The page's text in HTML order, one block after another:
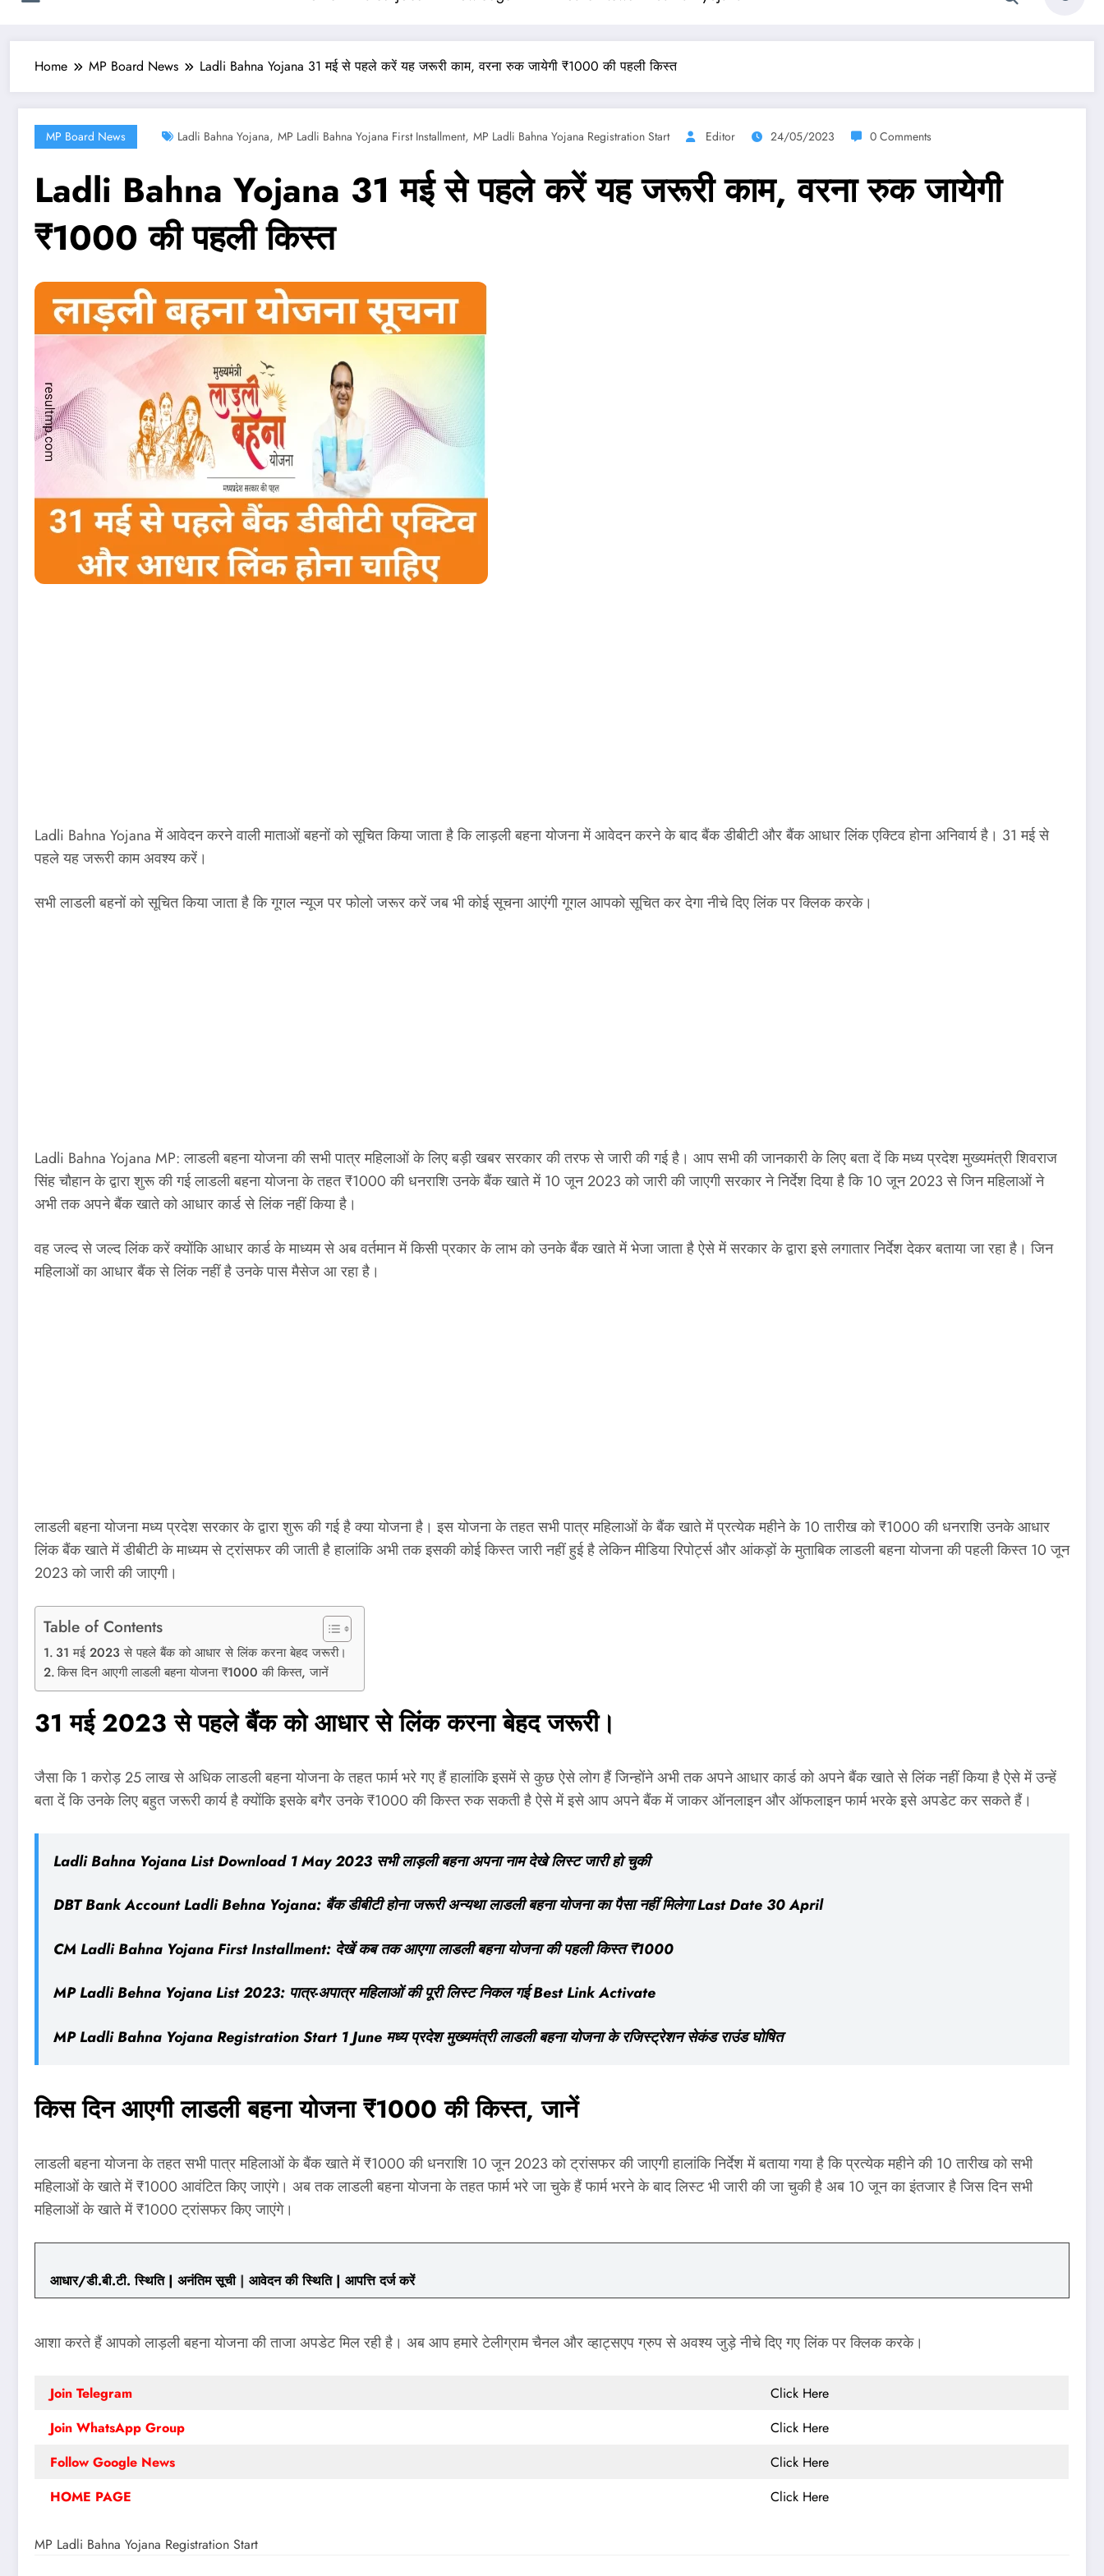
Home MP Board News Ladli Bahna Yojana 31 मई से पहले करें यह जरूरी काम, वरना रुक जायेगी ₹1000 की पहली किस्त
MP Board News Ladli Bahna Yojana, MP Ladli Bahna Yojana First Installment, MP Ladli Bahna Yojana Registration Start Editor 24/05/2023 0 Comments
Ladli Bahna Yojana 31 मई से पहले करें यह जरूरी काम, वरना रुक जायेगी
₹1000 की पहली किस्त
Ladli Bahna Yojana में आवेदन करने वाली माताओं बहनों को सूचित किया जाता है कि लाड़ली बहना योजना में आवेदन करने के बाद बैंक डीबीटी और बैंक आधार लिंक एक्टिव होना अनिवार्य है। 31 मई से
पहले यह जरूरी काम अवश्य करें।
सभी लाडली बहनों को सूचित किया जाता है कि गूगल न्यूज पर फोलो जरूर करें जब भी कोई सूचना आएंगी गूगल आपको सूचित कर देगा नीचे दिए लिंक पर क्लिक करके।
Ladli Bahna Yojana MP: लाडली बहना योजना की सभी पात्र महिलाओं के लिए बड़ी खबर सरकार की तरफ से जारी की गई है। आप सभी की जानकारी के लिए बता दें कि मध्य प्रदेश मुख्यमंत्री शिवराज
सिंह चौहान के द्वारा शुरू की गई लाडली बहना योजना के तहत ₹1000 की धनराशि उनके बैंक खाते में 10 जून 2023 को जारी की जाएगी सरकार ने निर्देश दिया है कि 10 जून 2023 से जिन महिलाओं ने
अभी तक अपने बैंक खाते को आधार कार्ड से लिंक नहीं किया है।
वह जल्द से जल्द लिंक करें क्योंकि आधार कार्ड के माध्यम से अब वर्तमान में किसी प्रकार के लाभ को उनके बैंक खाते में भेजा जाता है ऐसे में सरकार के द्वारा इसे लगातार निर्देश देकर बताया जा रहा है। जिन
महिलाओं का आधार बैंक से लिंक नहीं है उनके पास मैसेज आ रहा है।
लाडली बहना योजना मध्य प्रदेश सरकार के द्वारा शुरू की गई है क्या योजना है। इस योजना के तहत सभी पात्र महिलाओं के बैंक खाते में प्रत्येक महीने के 10 तारीख को ₹1000 की धनराशि उनके आधार
लिंक बैंक खाते में डीबीटी के माध्यम से ट्रांसफर की जाती है हालांकि अभी तक इसकी कोई किस्त जारी नहीं हुई है लेकिन मीडिया रिपोर्ट्स और आंकड़ों के मुताबिक लाडली बहना योजना की पहली किस्त 10 जून
2023 को जारी की जाएगी।
Table of Contents
31 मई 2023 से पहले बैंक को आधार से लिंक करना बेहद जरूरी।
किस दिन आएगी लाडली बहना योजना ₹1000 की किस्त, जानें
31 मई 2023 से पहले बैंक को आधार से लिंक करना बेहद जरूरी।
जैसा कि 1 करोड़ 25 लाख से अधिक लाडली बहना योजना के तहत फार्म भरे गए हैं हालांकि इसमें से कुछ ऐसे लोग हैं जिन्होंने अभी तक अपने आधार कार्ड को अपने बैंक खाते से लिंक नहीं किया है ऐसे में उन्हें
बता दें कि उनके लिए बहुत जरूरी कार्य है क्योंकि इसके बगैर उनके ₹1000 की किस्त रुक सकती है ऐसे में इसे आप अपने बैंक में जाकर ऑनलाइन और ऑफलाइन फार्म भरके इसे अपडेट कर सकते हैं।
Ladli Bahna Yojana List Download 1 May 2023 सभी लाड़ली बहना अपना नाम देखे लिस्ट जारी हो चुकी
DBT Bank Account Ladli Behna Yojana: बैंक डीबीटी होना जरूरी अन्यथा लाडली बहना योजना का पैसा नहीं मिलेगा Last Date 30 April
CM Ladli Bahna Yojana First Installment: देखें कब तक आएगा लाडली बहना योजना की पहली किस्त ₹1000
MP Ladli Behna Yojana List 2023: पात्र-अपात्र महिलाओं की पूरी लिस्ट निकल गई Best Link Activate
MP Ladli Bahna Yojana Registration Start 1 June मध्य प्रदेश मुख्यमंत्री लाडली बहना योजना के रजिस्ट्रेशन सेकंड राउंड घोषित
किस दिन आएगी लाडली बहना योजना ₹1000 की किस्त, जानें
लाडली बहना योजना के तहत सभी पात्र महिलाओं के बैंक खाते में ₹1000 की धनराशि 10 जून 2023 को ट्रांसफर की जाएगी हालांकि निर्देश में बताया गया है कि प्रत्येक महीने की 10 तारीख को सभी
महिलाओं के खाते में ₹1000 आवंटित किए जाएंगे। अब तक लाडली बहना योजना के तहत फार्म भरे जा चुके हैं फार्म भरने के बाद लिस्ट भी जारी की जा चुकी है अब 10 जून का इंतजार है जिस दिन सभी
महिलाओं के खाते में ₹1000 ट्रांसफर किए जाएंगे।
आधार/डी.बी.टी. स्थिति| अनंतिम सूची| आवेदन की स्थिति| आपत्ति दर्ज करें
आशा करते हैं आपको लाड़ली बहना योजना की ताजा अपडेट मिल रही है। अब आप हमारे टेलीग्राम चैनल और व्हाट्सएप ग्रुप से अवश्य जुड़े नीचे दिए गए लिंक पर क्लिक करके।
Join Telegram
Click Here
Join WhatsApp Group
Click Here
Follow Google News
Click Here
HOME PAGE
Click Here
MP Ladli Bahna Yojana Registration Start